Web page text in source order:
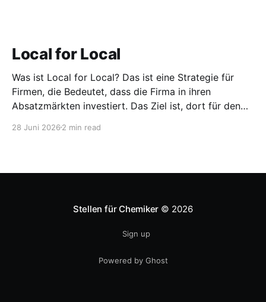
Local for Local
Was ist Local for Local? Das ist eine Strategie für
Firmen, die Bedeutet, dass die Firma in ihren
Absatzmärkten investiert. Das Ziel ist, dort für den
entwickeln. Diese Strategie ist von Toyota bekannt,
28 Juni 2026 2 min read
Stellen für Chemiker © 2026
Sign up
Powered by Ghost